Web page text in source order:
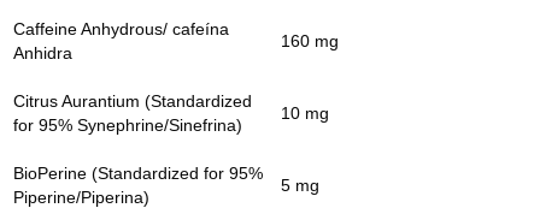
Caffeine Anhydrous/ cafeína
Anhidra
160 mg
Citrus Aurantium (Standardized
for 95% Synephrine/Sinefrina)
10 mg
BioPerine (Standardized for 95%
Piperine/Piperina)
5 mg